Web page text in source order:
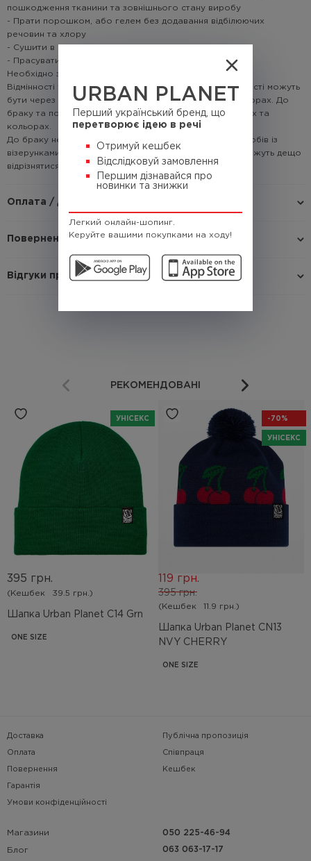
URBAN PLANET
Перший український бренд, що
перетворює ідею в речі
Отримуй кешбек
Відслідковуй замовлення
Першим дізнавайся про
новинки та знижки
Легкий онлайн-шопинг.
Керуйте вашими покупками на ходу!
пошкодження тканини та зовнішнього стану виробу
- Прати порошком, або гелем без додавання відбілюючих
речовин та хлору
- Сушити в підвішеному стані
- Прасувати тільки паровою праскою
Необхідно знати!
Відмінності у кольорі товару на зображенні і в реальності можуть
бути через недосконале відтворення графіки на моніторах. До
браку та повернення не належать відмінності у відтінках та
кольорах.
До браку не належать відмінності в узорах. Деталі виробів із
візерунками кроять із загального рулону, тому вони можуть дещо
відрізнятися.
Оплата / доставка
Повернення / Обмін
Відгуки про товар
РЕКОМЕНДОВАНІ
УНІСЕКС
Шапка Urban Planet C14 Grn
395 грн.
(Кешбек 39.5 грн.)
ONE SIZE
-70%
УНІСЕКС
Шапка Urban Planet СN13
NVY CHERRY
395 грн.
119 грн.
(Кешбек 11.9 грн.)
ONE SIZE
Доставка
Оплата
Повернення
Гарантія
Умови конфіденційності
Публічна пропозиція
Співпраця
Кешбек
Магазини
Блог
050 225-46-94
063 063-17-17